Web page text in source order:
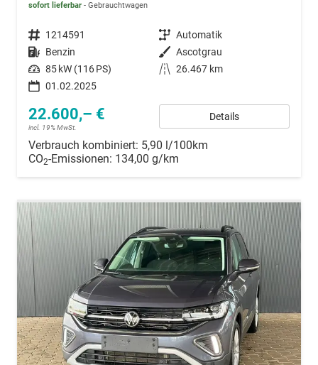
sofort lieferbar Gebrauchtwagen
Fahrzeugnummer 1214591 Getriebe Automatik
Kraftstoff Benzin Außenfarbe Ascotgrau
Leistung 85 kW (116 PS) Kilometerstand 26.467 km
01.02.2025
22.600,– €
incl. 19% MwSt.
Details
Verbrauch kombiniert: 5,90 l/100km
CO2-Emissionen: 134,00 g/km